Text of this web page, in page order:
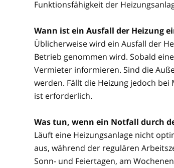
Funktionsfähigkeit der
Wann ist ein Ausfall der Heizung
Üblicherweise wird ein Ausfall der
Betrieb genommen wird. Sobald
Vermieter informieren. Sind die
werden. Fällt die Heizung jedoch
ist erforderlich.
Was tun, wenn ein Notfall durch
Läuft eine Heizungsanlage nicht
aus, während der regulären
Sonn- und Feiertagen, am